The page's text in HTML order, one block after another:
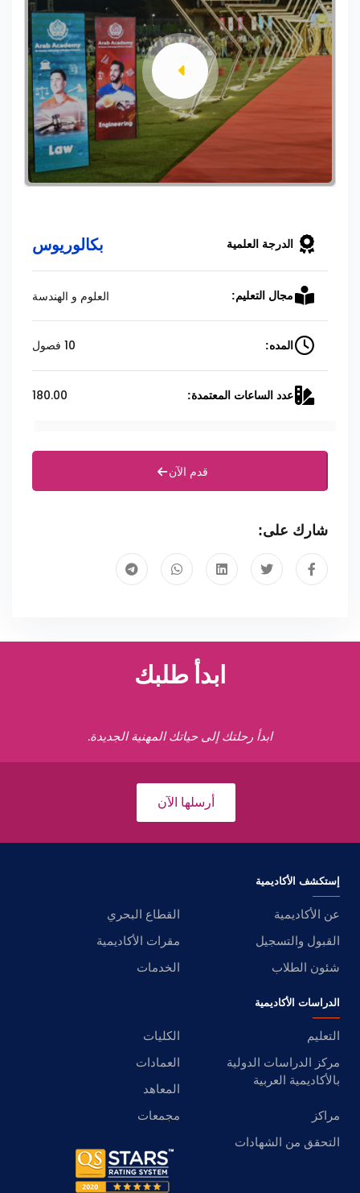
الدرجة العلمية بكالوريوس
مجال التعليم: العلوم و الهندسة
المده: 10 فصول
عدد الساعات المعتمدة: 180.00
قدم الآن
شارك على:
ابدأ طلبك
ابدأ رحلتك إلى حياتك المهنية الجديدة.
أرسلها الآن
إستكشف الأكاديمية
عن الأكاديمية
القطاع البحري
القبول والتسجيل
مقرات الأكاديمية
شئون الطلاب
الخدمات
الدراسات الأكاديمية
التعليم
الكليات
مركز الدراسات الدولية
بالأكاديمية العربية
العمادات
المعاهد
مراكز
مجمعات
التحقق من الشهادات